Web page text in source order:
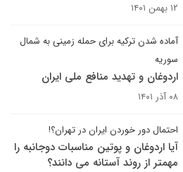
۱۲ بهمن ۱۴۰۱
آماده شدن ترکیه برای حمله زمینی به شمال
سوریه
اردوغان و تهدید منافع ملی ایران
۰۸ آذر ۱۴۰۱
احتمال دور خوردن ایران در تهران؟!
آیا اردوغان و پوتین مناسبات دوجانبه را
مهمتر از روند آستانه می دانند؟